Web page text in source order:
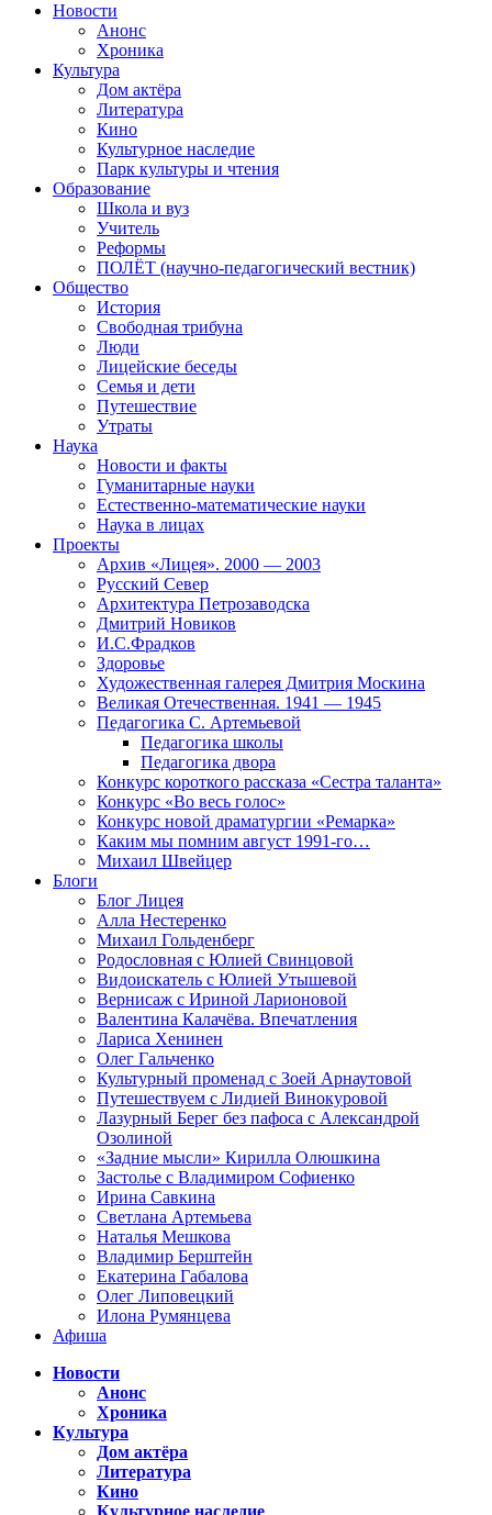
Новости
Анонс
Хроника
Культура
Дом актёра
Литература
Кино
Культурное наследие
Парк культуры и чтения
Образование
Школа и вуз
Учитель
Реформы
ПОЛЁТ (научно-педагогический вестник)
Общество
История
Свободная трибуна
Люди
Лицейские беседы
Семья и дети
Путешествие
Утраты
Наука
Новости и факты
Гуманитарные науки
Естественно-математические науки
Наука в лицах
Проекты
Архив «Лицея». 2000 — 2003
Русский Север
Архитектура Петрозаводска
Дмитрий Новиков
И.С.Фрадков
Здоровье
Художественная галерея Дмитрия Москина
Великая Отечественная. 1941 — 1945
Педагогика С. Артемьевой
Педагогика школы
Педагогика двора
Конкурс короткого рассказа «Сестра таланта»
Конкурс «Во весь голос»
Конкурс новой драматургии «Ремарка»
Каким мы помним август 1991-го…
Михаил Швейцер
Блоги
Блог Лицея
Алла Нестеренко
Михаил Гольденберг
Родословная с Юлией Свинцовой
Видоискатель с Юлией Утышевой
Вернисаж с Ириной Ларионовой
Валентина Калачёва. Впечатления
Лариса Хенинен
Олег Гальченко
Культурный променад с Зоей Арнаутовой
Путешествуем с Лидией Винокуровой
Лазурный Берег без пафоса с Александрой
Озолиной
«Задние мысли» Кирилла Олюшкина
Застолье с Владимиром Софиенко
Ирина Савкина
Светлана Артемьева
Наталья Мешкова
Владимир Берштейн
Екатерина Габалова
Олег Липовецкий
Илона Румянцева
Афиша
Новости
Анонс
Хроника
Культура
Дом актёра
Литература
Кино